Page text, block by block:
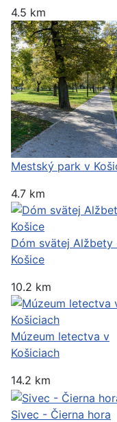
4.5 km
Mestský park v
4.7 km
Dóm svätej Alžbety
Košice
10.2 km
Múzeum letectva v
Košiciach
14.2 km
Sivec - Čierna hora